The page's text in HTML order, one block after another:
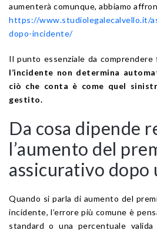
aumenterà comunque, abbiamo
https://www.studiolegalecalvello.it/
dopo-incidente/
Il punto essenziale da
l’incidente non determina
ciò che conta è come quel
gestito.
Da cosa dipende
l’aumento del
assicurativo dopo
Quando si parla di aumento del
incidente, l’errore più comune è
standard o una percentuale